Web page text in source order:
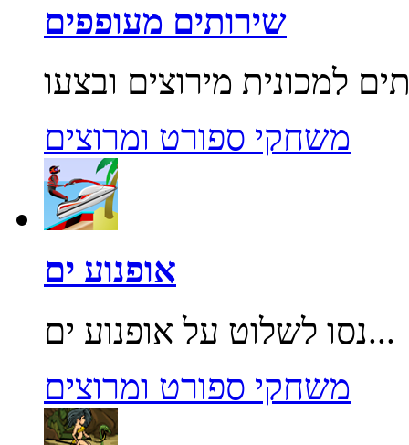
שירותים מעופפים
משחקי ספורט ומרוצים
אופנוע ים
נסו לשלוט על אופנוע ים...
משחקי ספורט ומרוצים